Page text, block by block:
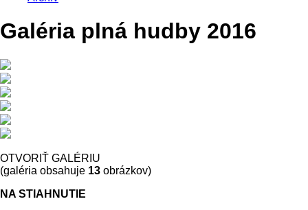
Galéria plná hudby 2016
OTVORIŤ GALÉRIU
(galéria obsahuje 13 obrázkov)
NA STIAHNUTIE